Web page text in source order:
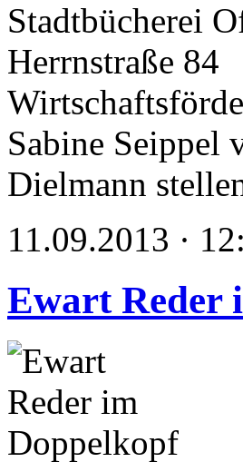
Stadtbücherei
Herrnstraße 84
Sabine Seippel
Dielmann
11.09.2013 ·
Ewart Reder